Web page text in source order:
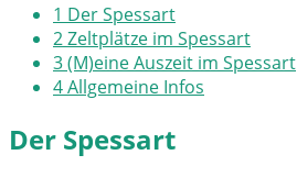
1 Der Spessart
2Zeltplätze im Spessart
3(M)eine Auszeit im Spessart
4Allgemeine Infos
Der Spessart